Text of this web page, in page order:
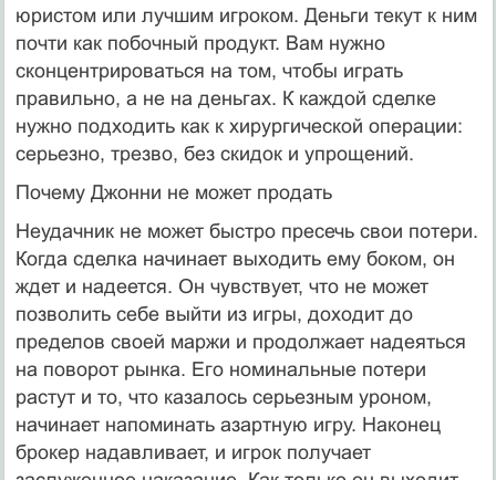
юристом или лучшим игроком. Деньги текут к ним
почти как побочный продукт. Вам нужно
сконцентрироваться на том, чтобы играть
правильно, а не на деньгах. К каждой сделке
нужно подходить как к хирургической операции:
серьезно, трезво, без скидок и упрощений.
Почему Джонни не может продать
Неудачник не может быстро пресечь свои потери.
Когда сделка начинает выходить ему боком, он
ждет и надеется. Он чувствует, что не может
позволить себе выйти из игры, доходит до
пределов своей маржи и продолжает надеяться
на поворот рынка. Его номинальные потери
растут и то, что казалось серьезным уроном,
начинает напоминать азартную игру. Наконец
брокер надавливает, и игрок получает